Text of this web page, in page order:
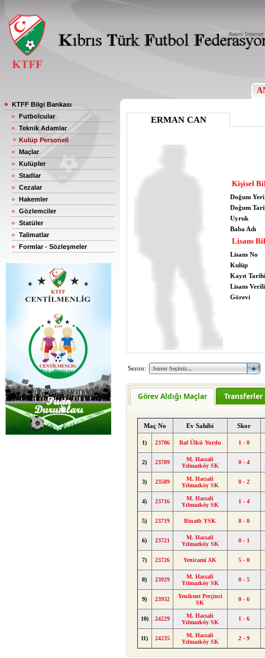
KTFF Bilgi Bankası
Futbolcular
Teknik Adamlar
Kulüp Personeli
Maçlar
Kulüpler
Stadlar
Cezalar
Hakemler
Gözlemciler
Statüler
Talimatlar
Formlar - Sözleşmeler
ERMAN CAN
Kişisel
Doğum Yeri
Doğum
Uyruk
Baba Adı
Lisans
Lisans No
Kulüp
Kayıt Tarihi
Lisans
Görevi
Sezon:
Görev Aldığı Maçlar Transferler
Maç No Ev Sahibi Skor
1) 23706 Baf Ülkü Yurdu 1 - 0
2) 23709
M. Hacıali
Yılmazköy SK
0 - 4
3) 23589
M. Hacıali
Yılmazköy SK
0 - 2
4) 23716
M. Hacıali
Yılmazköy SK
1 - 4
5) 23719 Binatlı YSK 8 - 0
6) 23721
M. Hacıali
Yılmazköy SK
0 - 1
7) 23726 Yenicami AK 5 - 0
8) 23929
M. Hacıali
Yılmazköy SK
0 - 5
9) 23932
Yenikent Perçinci
SK
0 - 6
10) 24229
M. Hacıali
Yılmazköy SK
1 - 6
11) 24235
M. Hacıali
Yılmazköy SK
2 - 9